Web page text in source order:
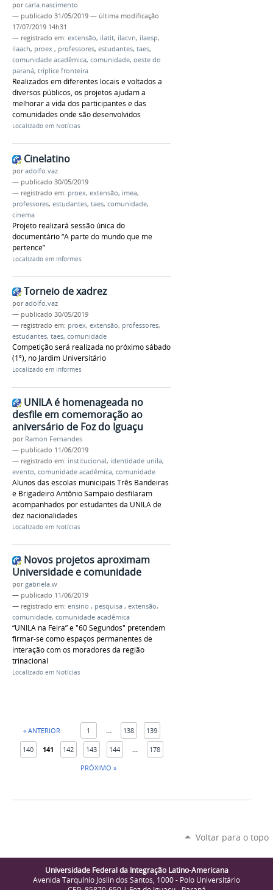
porcarla.nascimento
— publicado 31/05/2019 — última modificação
17/07/2019 14h31
— registrado em: extensão, ilatit, ilacvn, ilaesp,
ilaach, proex , professores, estudantes, taes,
comunidade acadêmica, comunidade, oeste do
paraná, tríplice fronteira
Realizados em diferentes locais e voltados a
diversos públicos, os projetos ajudam a
melhorar a vida dos participantes e das
comunidades onde são desenvolvidos
Localizado em Notícias
Cinelatino
poradolfo.vaz
— publicado 30/05/2019
— registrado em: proex, extensão, imea,
professores, estudantes, taes, comunidade,
cinema
Projeto realizará sessão única do
documentário “A parte do mundo que me
pertence”
Localizado em Informes
Torneio de xadrez
poradolfo.vaz
— publicado 30/05/2019
— registrado em: proex, extensão, professores,
estudantes, taes, comunidade
Competição será realizada no próximo sábado
(1º), no Jardim Universitário
Localizado em Informes
UNILA é homenageada no
desfile em comemoração ao
aniversário de Foz do Iguaçu
por Ramon Fernandes
— publicado 11/06/2019
— registrado em: institucional, identidade unila,
evento, comunidade acadêmica, comunidade
Alunos das escolas municipais Três Bandeiras
e Brigadeiro Antônio Sampaio desfilaram
acompanhados por estudantes da UNILA de
dez nacionalidades
Localizado em Notícias
Novos projetos aproximam
Universidade e comunidade
porgabriela.w
— publicado 11/06/2019
— registrado em: ensino , pesquisa , extensão,
comunidade, comunidade acadêmica
“UNILA na Feira” e "60 Segundos" pretendem
firmar-se como espaços permanentes de
interação com os moradores da região
trinacional
Localizado em Notícias
« ANTERIOR 1 138 139
140 141 142 143 144
178
PRÓXIMO »
Voltar para o topo
Universidade Federal da Integração Latino-Americana
Avenida Tarquínio Joslin dos Santos, 1000 - Polo Universitário